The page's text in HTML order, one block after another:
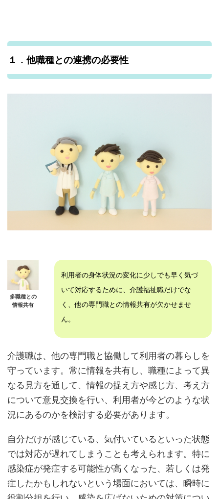
１．他職種との連携の必要性
多職種との
情報共有
利用者の身体状況の変化に少しでも早く気づ
いて対応するために、介護福祉職だけでな
く、他の専門職との情報共有が欠かせませ
ん。
介護職は、他の専門職と協働して利用者の暮らしを
守っています。常に情報を共有し、職種によって異
なる見方を通して、情報の捉え方や感じ方、考え方
について意見交換を行い、利用者が今どのような状
況にあるのかを検討する必要があります。
自分だけが感じている、気付いているといった状態
では対応が遅れてしまうことも考えられます。特に
感染症が発症する可能性が高くなった、若しくは発
症したかもしれないという場面においては、瞬時に